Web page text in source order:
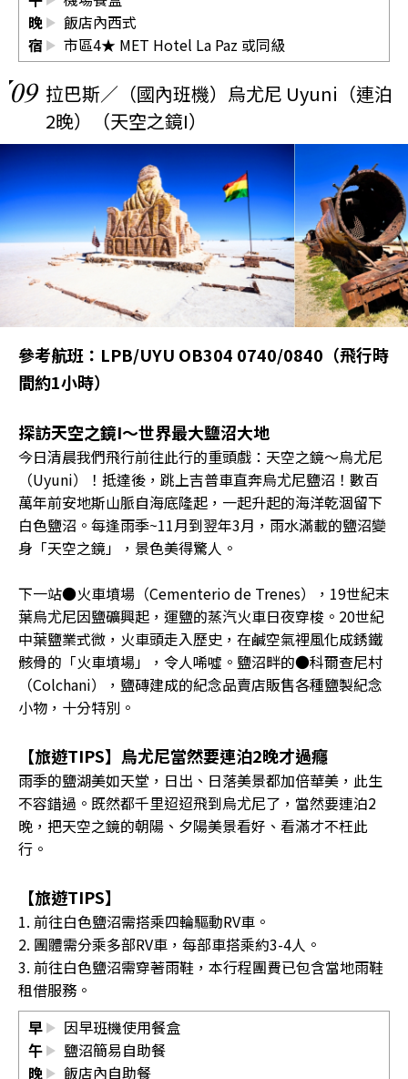
晚
飯店內西式
宿
市區4★ MET Hotel La Paz 或同級
09 拉巴斯／（國內班機）烏尤尼 Uyuni（連泊
2晚）（天空之鏡I）
參考航班：LPB/UYU OB304 0740/0840（飛行時
間約1小時）
探訪天空之鏡I～世界最大鹽沼大地
今日清晨我們飛行前往此行的重頭戲：天空之鏡～烏尤尼
（Uyuni）！抵達後，跳上吉普車直奔烏尤尼鹽沼！數百
萬年前安地斯山脈自海底隆起，一起升起的海洋乾涸留下
白色鹽沼。每逢雨季~11月到翌年3月，雨水滿載的鹽沼變
身「天空之鏡」，景色美得驚人。
下一站●火車墳場（Cementerio de Trenes），19世紀末
葉烏尤尼因鹽礦興起，運鹽的蒸汽火車日夜穿梭。20世紀
中葉鹽業式微，火車頭走入歷史，在鹹空氣裡風化成銹鐵
骸骨的「火車墳場」，令人唏噓。鹽沼畔的●科爾查尼村
（Colchani），鹽磚建成的紀念品賣店販售各種鹽製紀念
小物，十分特別。
【旅遊TIPS】烏尤尼當然要連泊2晚才過癮
雨季的鹽湖美如天堂，日出、日落美景都加倍華美，此生
不容錯過。既然都千里迢迢飛到烏尤尼了，當然要連泊2
晚，把天空之鏡的朝陽、夕陽美景看好、看滿才不枉此
行。
【旅遊TIPS】
1. 前往白色鹽沼需搭乘四輪驅動RV車。
2. 團體需分乘多部RV車，每部車搭乘約3-4人。
3. 前往白色鹽沼需穿著雨鞋，本行程團費已包含當地雨鞋
租借服務。
早
因早班機使用餐盒
午
鹽沼簡易自助餐
晚
飯店內自助餐